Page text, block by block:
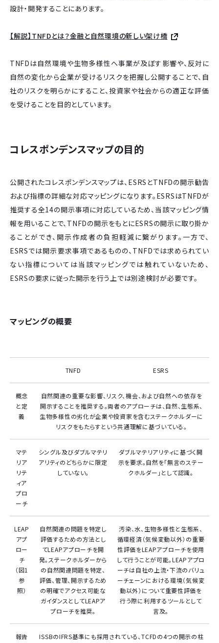
設計・開発することにあります。
【解説】TNFDとは？金融と自然環境の新しい架け橋
TNFDは自然環境や生物多様性へ事業が及ぼす影響や、反対に
自然の変化から企業が受けるリスクを把握し公開することで、自
社のリスクを明らかにすること、投資家や社会からの適正な評価
を受けることを目的としています。
コレスポンデンスマップの目的
公開されたコレスポンデンスマップは、ESRSとTNFDの開示勧告
および指標の詳細な対応マッピングになります。ESRSはTNFDが
推奨する全14の開示事項に対応しているため、当該マッピング情
報を用いることで、TNFDの開示をもとにESRSの開示に取り掛か
ることができ、開示作成者の負担軽減に繋がります。一方で、
ESRSでは開示要求事項であるものの、TNFDでは求められてい
ない指標については当該マッピングでは触れていないため、
ESRSの要求に従った開示を行う上では別途検討が必要です。
マッピングの概要
TNFD ESRS
概念
と定
義
自然関連の重要な影響、リスク、機会、および自然への依存を
開示することを推奨する。両者のアプローチは、自然、生態系、
生物多様性の劣化が企業や投資家を含むステークホルダーに
リスクをもたらすという共通理解に基づいている。
マテ
リア
リテ
ィア
プロ
ーチ
シングル及びダブルマテリ
アリティのどちらかに限定
していない。
ダブルマテリアリティに基づく開
示を要求。自然を「無言のステー
クホルダー」として認識。
LEAP
アプ
ロー
チ
（図1
参
照）
自然関連の問題を特定し
評価するための方法とし
てLEAPアプローチを開
発。ステークホルダーから
の自然関連問題を特定、
評価、管理、開示するため
の明確でアクセス可能な
ガイダンスとしてLEAPア
プローチを推奨。
汚染、水、生物多様性と生態系、
循環経済（気候変動以外）の重要
性評価をLEAPアプローチを使用
して行うことが可能。LEAPアプロ
ーチは自社の上流・下流のバリュ
ーチェーンにおける環境（気候変
動以外）について重要性評価を
行う際に利用するツールとして
言及。
報告
ISSBのIFRS基準にも採用されている、TCFDの4つの開示の柱